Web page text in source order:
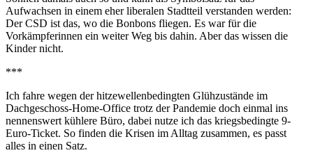
Aufwachsen in einem eher liberalen Stadtteil verstanden werden:
Der CSD ist das, wo die Bonbons fliegen. Es war für die
Vorkämpferinnen ein weiter Weg bis dahin. Aber das wissen die
Kinder nicht.
***
Ich fahre wegen der hitzewellenbedingten Glühzustände im
Dachgeschoss-Home-Office trotz der Pandemie doch einmal ins
nennenswert kühlere Büro, dabei nutze ich das kriegsbedingte 9-
Euro-Ticket. So finden die Krisen im Alltag zusammen, es passt
alles in einen Satz.